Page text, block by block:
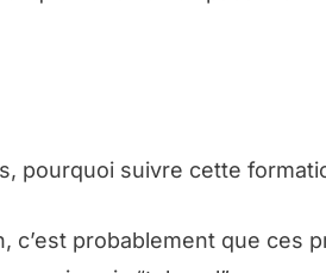
pourquoi suivre cette
c’est probablement que ces